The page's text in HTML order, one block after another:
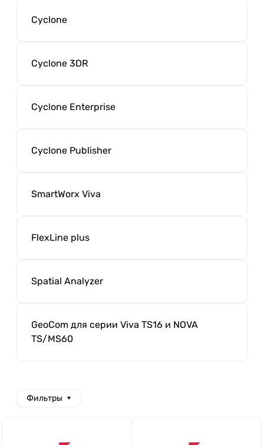
Cyclone
Cyclone 3DR
Cyclone Enterprise
Cyclone Publisher
SmartWorx Viva
FlexLine plus
Spatial Analyzer
GeoCom для серии Viva TS16 и NOVA
TS/MS60
Фильтры